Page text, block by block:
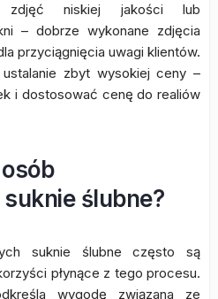
zdjęć niskiej jakości lub
– dobrze wykonane zdjęcia
przyciągnięcia uwagi klientów.
zbyt wysokiej ceny –
i dostosować cenę do realiów
ślubne?
suknie ślubne często są
płynące z tego procesu.
wygodę związana ze